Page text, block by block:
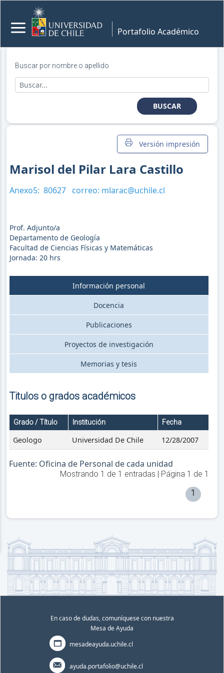
Portafolio Académico
Buscar por nombre o apellido
BUSCAR
Versión impresión
Marisol del Pilar Lara Castillo
Anexo5: 80627 correo: mlarac@uchile.cl
Prof. Adjunto/a
Departamento de Geología
Facultad de Ciencias Físicas y Matemáticas
Jornada: 20hrs
Información personal
Docencia
Publicaciones
Proyectos de investigación
Memorias y tesis
Titulos o grados académicos
Grado / Título Institución Fecha
Geologo Universidad De Chile 12/28/2007
Fuente: Oficina de Personal de cada unidad
Mostrando 1 de 1 entradas | Página 1 de 1
1
En caso de dudas, comuníquese con nuestra
Mesa de Ayuda
mesadeayuda.uchile.cl
ayuda.portafolio@uchile.cl